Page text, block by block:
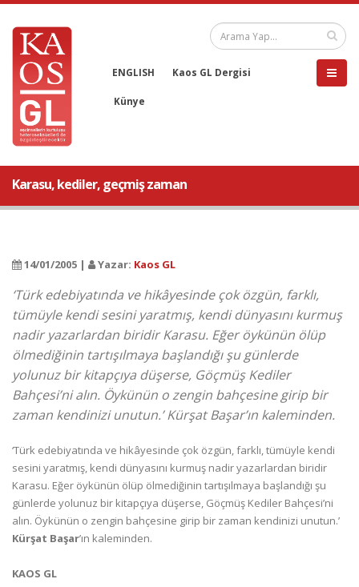
ENGLISH Kaos GL Dergisi
Künye
Karasu, kediler, geçmiş zaman
14/01/2005 | Yazar: Kaos GL
‘Türk edebiyatında ve hikâyesinde çok özgün, farklı,
tümüyle kendi sesini yaratmış, kendi dünyasını kurmuş
nadir yazarlardan biridir Karasu. Eğer öykünün ölüp
ölmediğinin tartışılmaya başlandığı şu günlerde
yolunuz bir kitapçıya düşerse, Göçmüş Kediler
Bahçesi’ni alın. Öykünün o zengin bahçesine girip bir
zaman kendinizi unutun.’ Kürşat Başar’ın kaleminden.
‘Türk edebiyatında ve hikâyesinde çok özgün, farklı, tümüyle kendi
sesini yaratmış, kendi dünyasını kurmuş nadir yazarlardan biridir
Karasu. Eğer öykünün ölüp ölmediğinin tartışılmaya başlandığı şu
günlerde yolunuz bir kitapçıya düşerse, Göçmüş Kediler Bahçesi’ni
alın. Öykünün o zengin bahçesine girip bir zaman kendinizi unutun.’
Kürşat Başar’ın kaleminden.
KAOS GL